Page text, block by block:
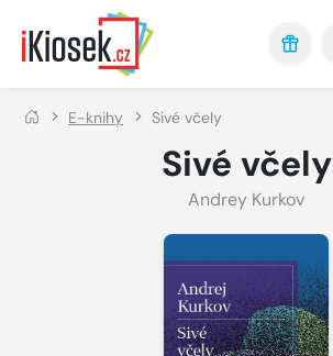
Přejít na hlavní obsah
E-knihy Sivé včely
Sivé včely
Andrey Kurkov